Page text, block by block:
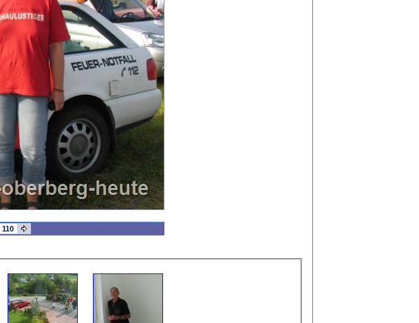
110